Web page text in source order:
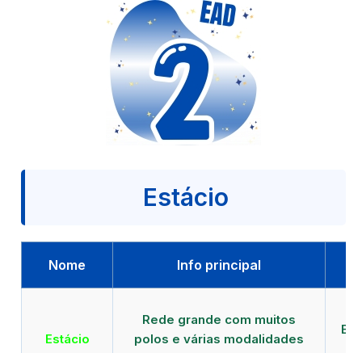
Estácio
Nome Info principal
Estácio
Rede grande com muitos
polos e várias modalidades